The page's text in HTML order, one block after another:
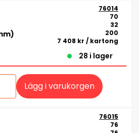
76014
70
32
200
7 408 kr / kartong
28 i lager
Lägg i varukorgen
76015
76